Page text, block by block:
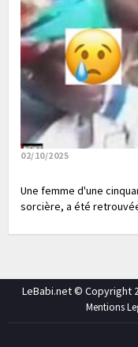
02/10/2025
Une femme d'une
sorcière, a été
LeBabi.net © Copyright
Mentions